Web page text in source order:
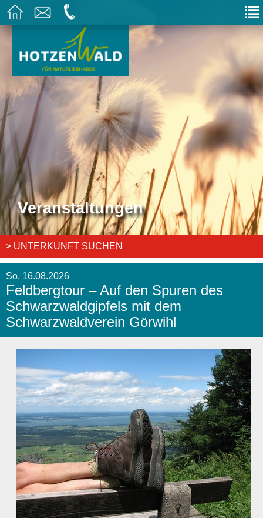
Veranstaltungen
> UNTERKUNFT SUCHEN
So, 16.08.2026
Feldbergtour – Auf den Spuren des
Schwarzwaldgipfels mit dem
Schwarzwaldverein Görwihl